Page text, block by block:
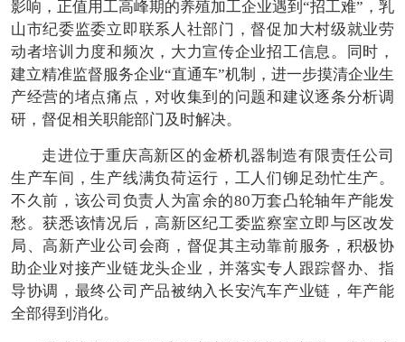
影响，正值用工高峰期的养殖加工企业遇到“招工难”，乳
山市纪委监委立即联系人社部门，督促加大村级就业劳
动者培训力度和频次，大力宣传企业招工信息。同时，
建立精准监督服务企业“直通车”机制，进一步摸清企业生
产经营的堵点痛点，对收集到的问题和建议逐条分析调
研，督促相关职能部门及时解决。
走进位于重庆高新区的金桥机器制造有限责任公司
生产车间，生产线满负荷运行，工人们铆足劲忙生产。
不久前，该公司负责人为富余的80万套凸轮轴年产能发
愁。获悉该情况后，高新区纪工委监察室立即与区改发
局、高新产业公司会商，督促其主动靠前服务，积极协
助企业对接产业链龙头企业，并落实专人跟踪督办、指
导协调，最终公司产品被纳入长安汽车产业链，年产能
全部得到消化。